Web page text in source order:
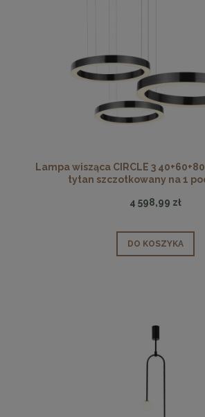
Lampa wisząca CIRCLE 3
tytan szczotkowany na 1
4 598,99 zł
DO KOSZYKA